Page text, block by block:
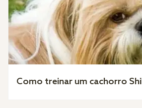
Como treinar um cachorro